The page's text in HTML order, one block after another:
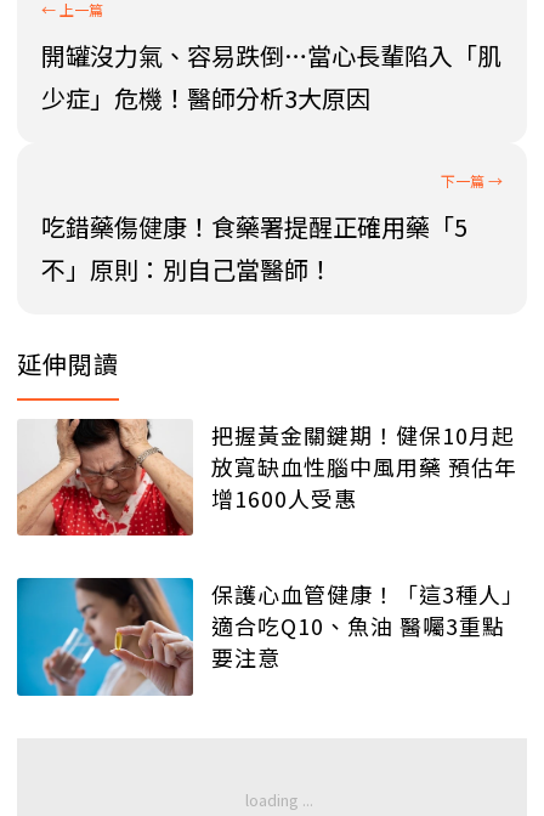
開罐沒力氣、容易跌倒…當心長輩陷入「肌
少症」危機！醫師分析3大原因
吃錯藥傷健康！食藥署提醒正確用藥「5
不」原則：別自己當醫師！
延伸閱讀
把握黃金關鍵期！健保10月起
放寬缺血性腦中風用藥 預估年
增1600人受惠
保護心血管健康！「這3種人」
適合吃Q10、魚油 醫囑3重點
要注意